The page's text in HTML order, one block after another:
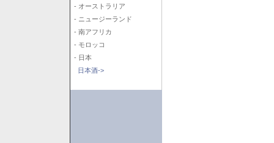
- オーストラリア
- ニュージーランド
- 南アフリカ
- モロッコ
- 日本
日本酒->